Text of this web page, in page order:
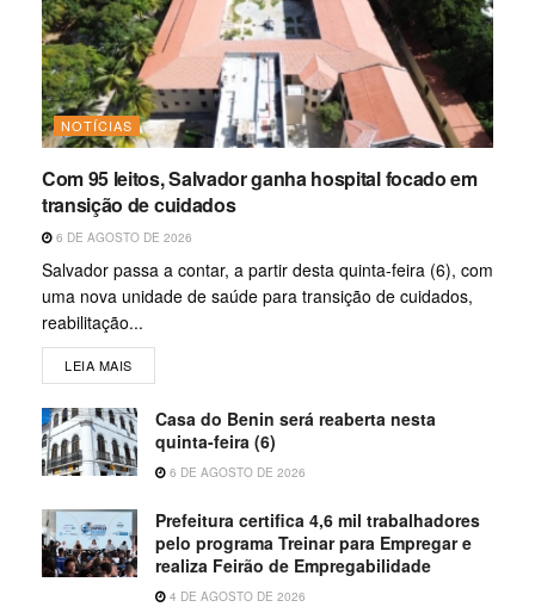
NOTÍCIAS
Com 95 leitos, Salvador ganha hospital focado em
transição de cuidados
6 DE AGOSTO DE 2026
Salvador passa a contar, a partir desta quinta-feira (6), com
uma nova unidade de saúde para transição de cuidados,
reabilitação...
LEIA MAIS
Casa do Benin será reaberta nesta
quinta-feira (6)
6 DE AGOSTO DE 2026
Prefeitura certifica 4,6 mil trabalhadores
pelo programa Treinar para Empregar e
realiza Feirão de Empregabilidade
4 DE AGOSTO DE 2026